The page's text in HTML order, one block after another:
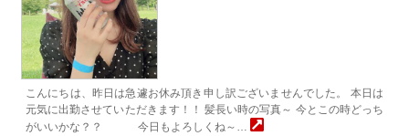
こんにちは、昨日は急遽お休み頂き申し訳ございませんでした。 本日は
元気に出勤させていただきます！！ 髪長い時の写真～ 今とこの時どっち
がいいかな？？ 今日もよろしくね～…